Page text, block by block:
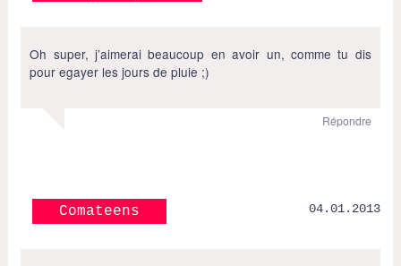
Oh super, j’aimerai beaucoup en avoir un, comme tu dis
pour egayer les jours de pluie ;)
Répondre
Comateens 04.01.2013